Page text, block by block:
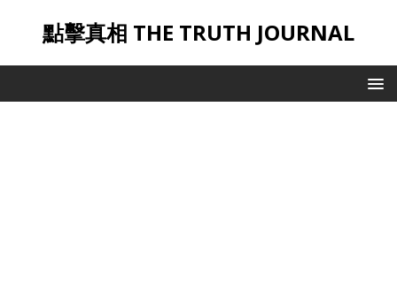
點擊真相 THE TRUTH JOURNAL